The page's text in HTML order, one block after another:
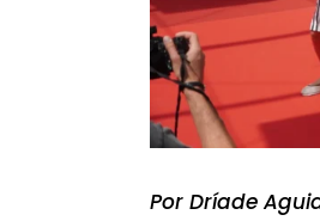
Por Dríade